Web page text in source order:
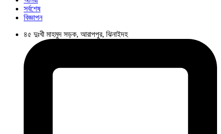
সর্বশেষ
বিজ্ঞাপন
৪৫ দুঃখী মাহমুদ সড়ক, আরাপপুর, ঝিনাইদহ